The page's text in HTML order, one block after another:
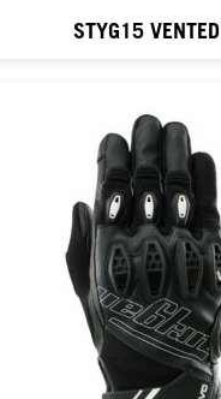
STYG15 VENTED